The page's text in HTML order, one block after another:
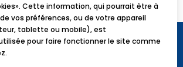
Cette information, qui pourrait être à
vos préférences, ou de votre appareil
tablette ou mobile), est
pour faire fonctionner le site comme